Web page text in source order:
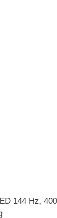
144 Hz,